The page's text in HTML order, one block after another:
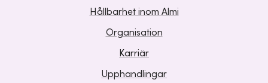
Hållbarhet inom Almi
Organisation
Karriär
Upphandlingar